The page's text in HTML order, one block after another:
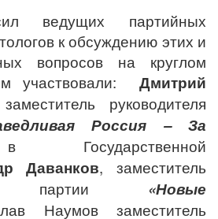
ведущих партийных
к обсуждению этих и
вопросов на круглом
участвовали: Дмитрий
руководителя
Россия – За
Даванков, заместитель
партии «Новые
Наумов заместитель